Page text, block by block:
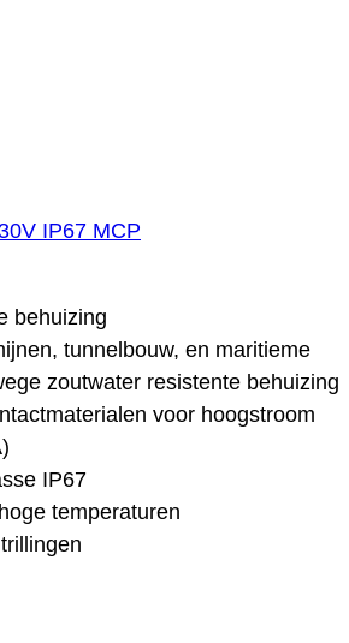
IP67 MCP
behuizing
tunnelbouw, en maritieme
zoutwater resistente behuizing
voor hoogstroom
IP67
temperaturen